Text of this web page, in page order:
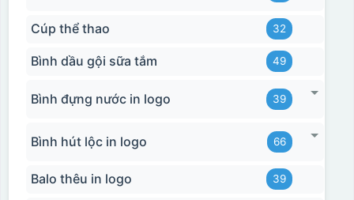
Cúp thể thao 32
Bình dầu gội sữa tắm 49
Bình đựng nước in logo 39
Bình hút lộc in logo 66
Balo thêu in logo 39